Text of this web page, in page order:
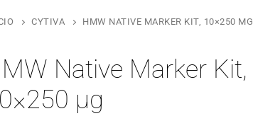
CYTIVA HMW NATIVE MARKER KIT, 10×250 ΜG
Native Marker Kit,
µg